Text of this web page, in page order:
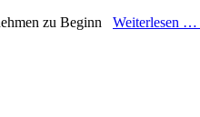
zu Beginn Weiterlesen …